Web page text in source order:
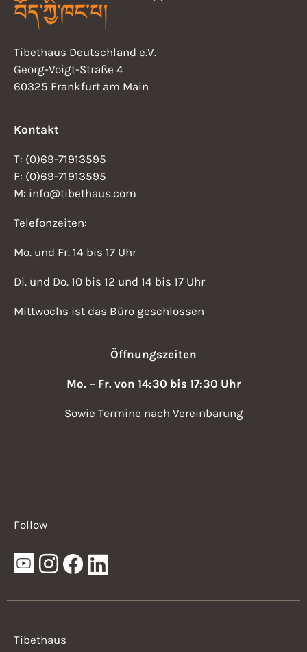
Tibethaus Deutschland e.V.
Georg-Voigt-Straße 4
60325 Frankfurt am Main
Kontakt
T: (0)69-71913595
F: (0)69-71913595
M: info@tibethaus.com
Telefonzeiten:
Mo. und Fr. 14 bis 17 Uhr
Di. und Do. 10 bis 12 und 14 bis 17 Uhr
Mittwochs ist das Büro geschlossen
Öffnungszeiten
Mo. – Fr. von 14:30 bis 17:30 Uhr
Sowie Termine nach Vereinbarung
Follow
Tibethaus